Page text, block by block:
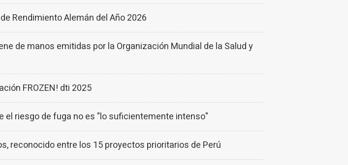
Rendimiento Alemán del Año 2026
de manos emitidas por la Organización Mundial de la Salud y
FROZEN! dti 2025
el riesgo de fuga no es "lo suficientemente intenso"
reconocido entre los 15 proyectos prioritarios de Perú